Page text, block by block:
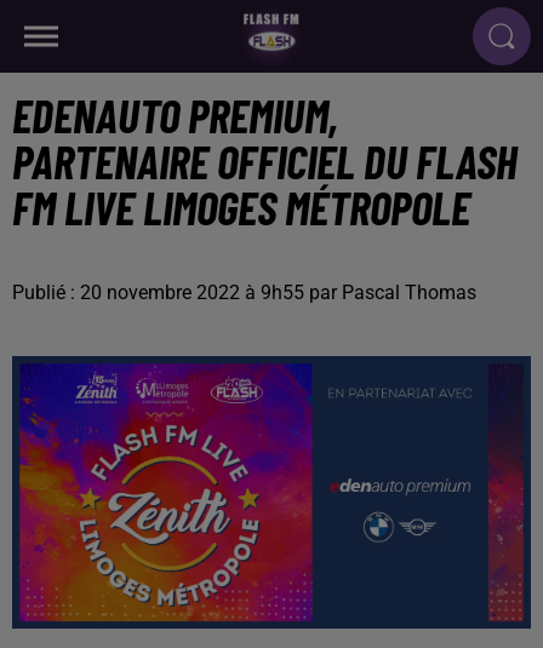
EDENAUTO PREMIUM,
PARTENAIRE OFFICIEL DU FLASH
FM LIVE LIMOGES MÉTROPOLE
Publié : 20 novembre 2022 à 9h55 par Pascal Thomas